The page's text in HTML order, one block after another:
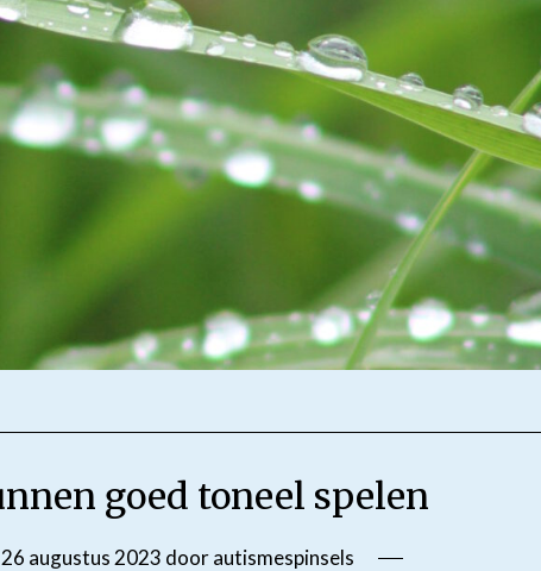
goed toneel spelen
26 augustus 2023 doorautismespinsels